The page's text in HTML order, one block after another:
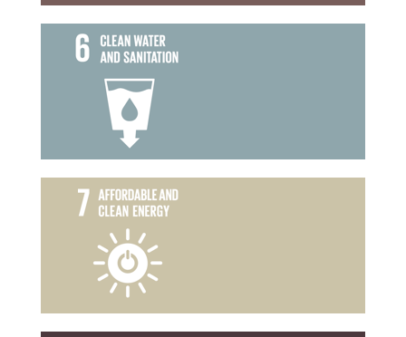
เป้าหมายที่ 6
เป้าหมายที่ 7
พลังงานสะอาดที่ทุกคนเข้าถึงได้